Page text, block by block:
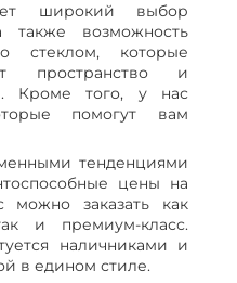
широкий выбор
возможность
стеклом, которые
пространство и
Кроме того, у нас
помогут вам
тенденциями
цены на
заказать как
и премиум-класс.
наличниками и
в едином стиле.